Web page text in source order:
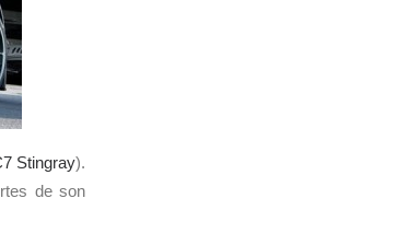
Stingray).
de son